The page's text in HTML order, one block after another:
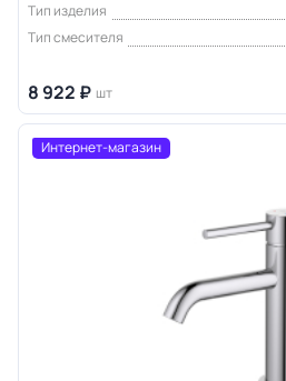
Тип изделия
Тип смесителя
8 922 ₽ шт
Интернет-магазин